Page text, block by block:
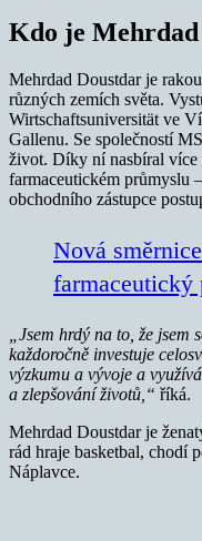
Kdo je
Mehrdad Doustdar je
různých zemích světa.
Wirtschaftsuniversität ve
Gallenu. Se společností
život. Díky ní nasbíral více
farmaceutickém průmyslu
obchodního zástupce
Nová
farmaceutický
„Jsem hrdý na to, že
každoročně investuje
výzkumu a vývoje a
a zlepšování životů,“ říká.
Mehrdad Doustdar je
rád hraje basketbal, chodí
Náplavce.